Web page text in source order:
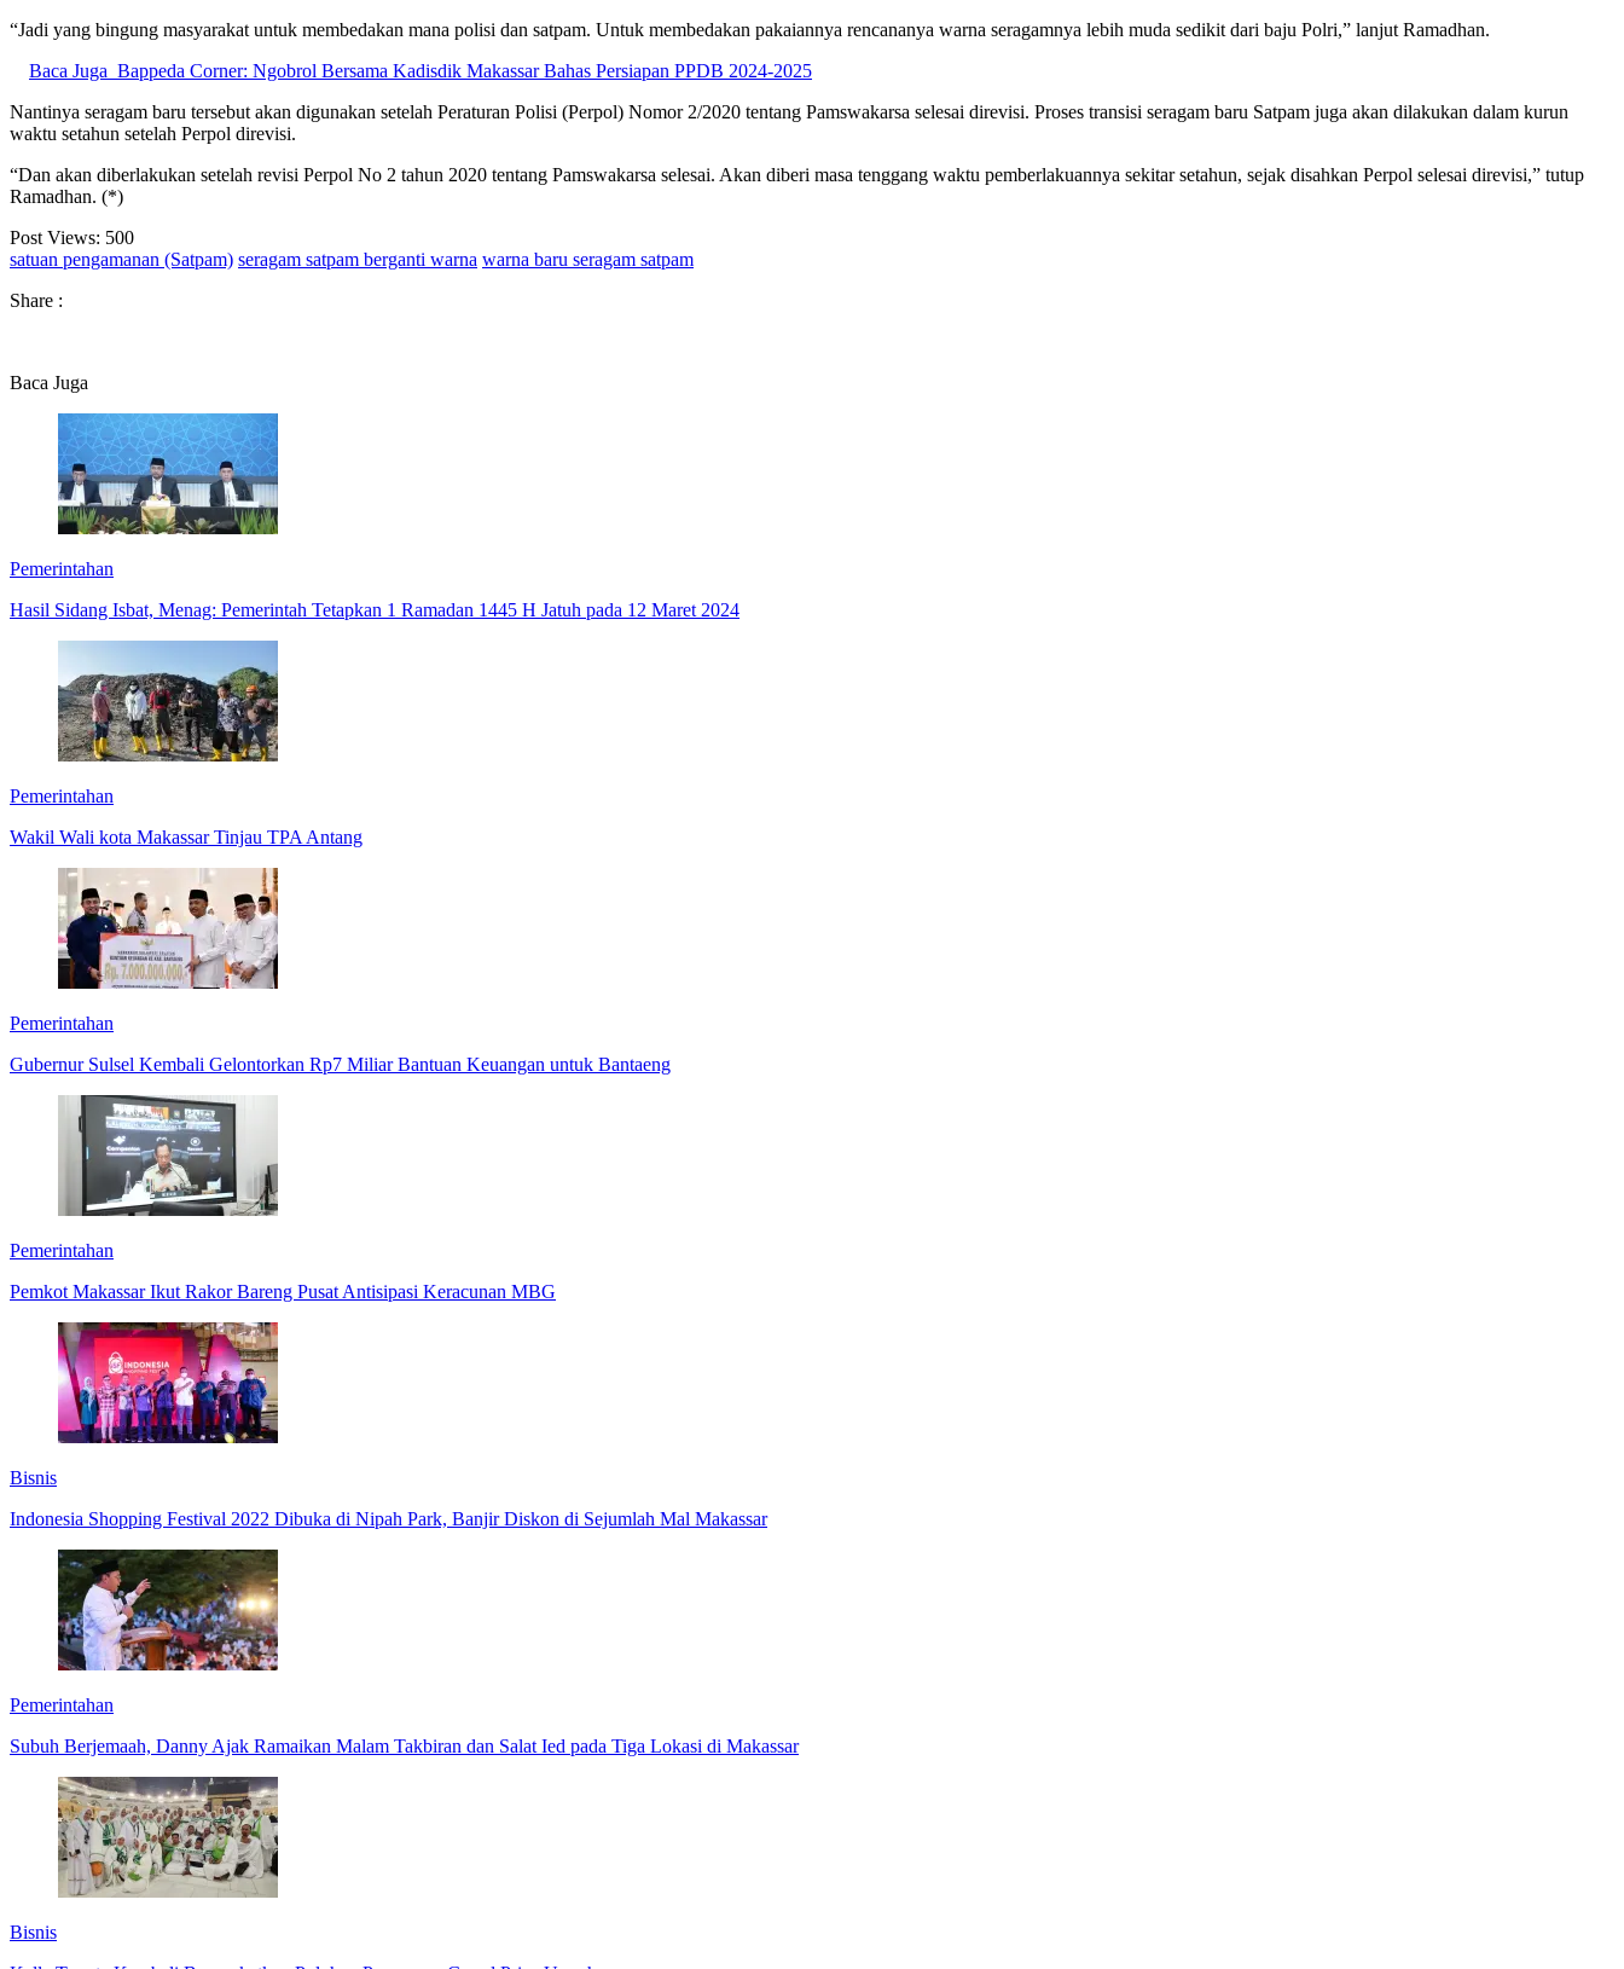
“Jadi yang bingung masyarakat untuk membedakan mana polisi dan satpam. Untuk membedakan pakaiannya rencananya warna seragamnya lebih muda sedikit dari baju Polri,” lanjut Ramadhan.
Baca Juga Bappeda Corner: Ngobrol Bersama Kadisdik Makassar Bahas Persiapan PPDB 2024-2025
Nantinya seragam baru tersebut akan digunakan setelah Peraturan Polisi (Perpol) Nomor 2/2020 tentang Pamswakarsa selesai direvisi. Proses transisi seragam baru Satpam juga akan dilakukan dalam kurun
waktu setahun setelah Perpol direvisi.
“Dan akan diberlakukan setelah revisi Perpol No 2 tahun 2020 tentang Pamswakarsa selesai. Akan diberi masa tenggang waktu pemberlakuannya sekitar setahun, sejak disahkan Perpol selesai direvisi,” tutup
Ramadhan. (*)
Post Views: 500
satuan pengamanan (Satpam) seragam satpam berganti warna warna baru seragam satpam
Share :
Baca Juga
Pemerintahan
Hasil Sidang Isbat, Menag: Pemerintah Tetapkan 1 Ramadan 1445 H Jatuh pada 12 Maret 2024
Pemerintahan
Wakil Wali kota Makassar Tinjau TPA Antang
Pemerintahan
Gubernur Sulsel Kembali Gelontorkan Rp7 Miliar Bantuan Keuangan untuk Bantaeng
Pemerintahan
Pemkot Makassar Ikut Rakor Bareng Pusat Antisipasi Keracunan MBG
Bisnis
Indonesia Shopping Festival 2022 Dibuka di Nipah Park, Banjir Diskon di Sejumlah Mal Makassar
Pemerintahan
Subuh Berjemaah, Danny Ajak Ramaikan Malam Takbiran dan Salat Ied pada Tiga Lokasi di Makassar
Bisnis